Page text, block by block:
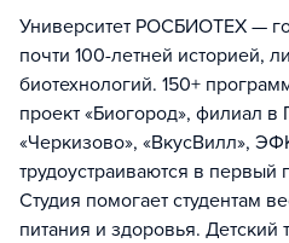
Университет РОСБИОТЕХ —
почти 100-летней историей,
биотехнологий. 150+
проект «Биогород», филиал
«Черкизово», «ВкусВилл»,
трудоустраиваются в первый
Студия помогает студентам
питания и здоровья. Детский